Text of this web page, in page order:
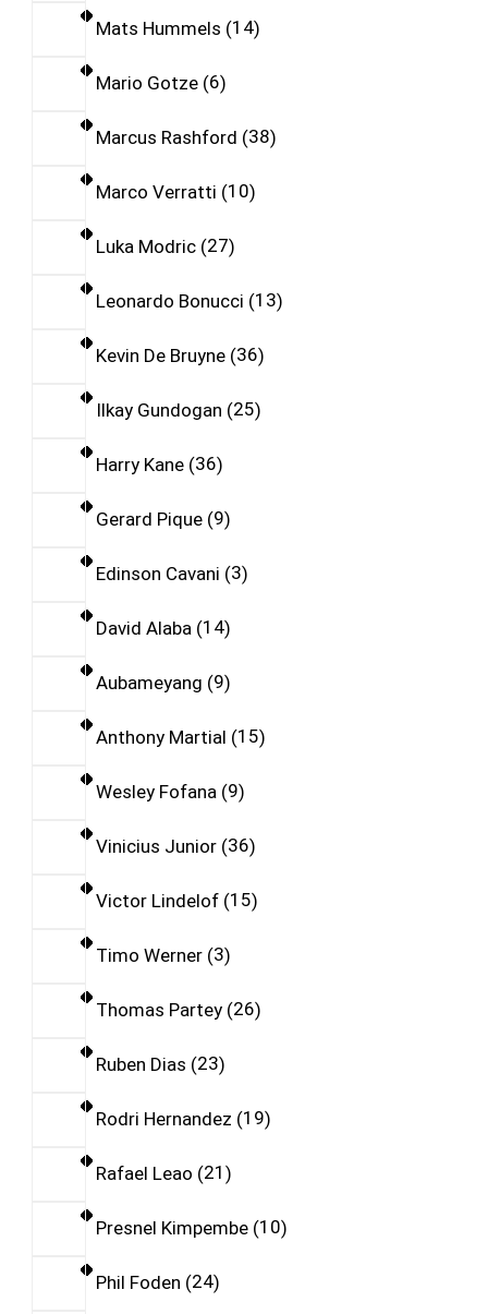
Mats Hummels 14
Mario Gotze 6
Marcus Rashford 38
Marco Verratti 10
Luka Modric 27
Leonardo Bonucci 13
Kevin De Bruyne 36
Ilkay Gundogan 25
Harry Kane 36
Gerard Pique 9
Edinson Cavani 3
David Alaba 14
Aubameyang 9
Anthony Martial 15
Wesley Fofana 9
Vinicius Junior 36
Victor Lindelof 15
Timo Werner 3
Thomas Partey 26
Ruben Dias 23
Rodri Hernandez 19
Rafael Leao 21
Presnel Kimpembe 10
Phil Foden 24